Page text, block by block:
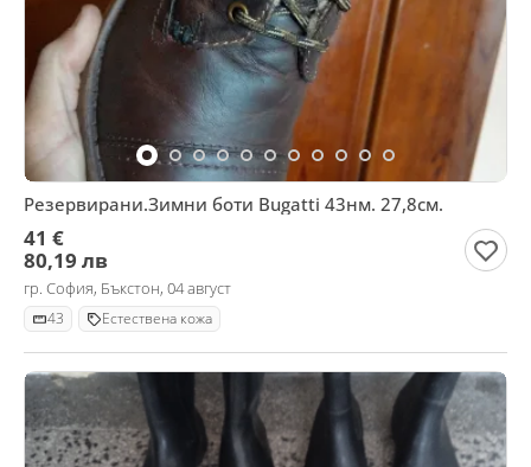
Резервирани.Зимни боти Bugatti 43нм. 27,8см.
41 €
80,19 лв
гр. София, Бъкстон, 04 август
43 Естествена кожа